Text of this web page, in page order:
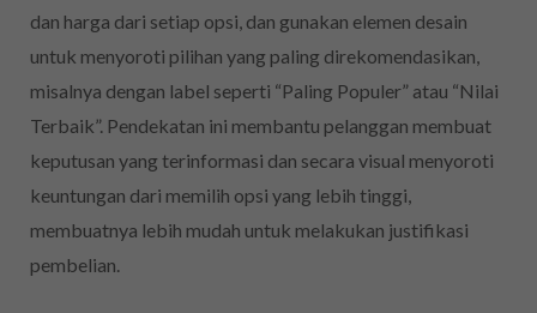
dan harga dari setiap opsi, dan gunakan elemen desain
untuk menyoroti pilihan yang paling direkomendasikan,
misalnya dengan label seperti “Paling Populer” atau “Nilai
Terbaik”. Pendekatan ini membantu pelanggan membuat
keputusan yang terinformasi dan secara visual menyoroti
keuntungan dari memilih opsi yang lebih tinggi,
membuatnya lebih mudah untuk melakukan justifikasi
pembelian.